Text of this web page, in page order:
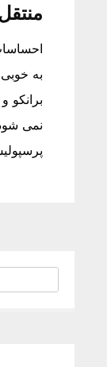
به
برانکو
نمی